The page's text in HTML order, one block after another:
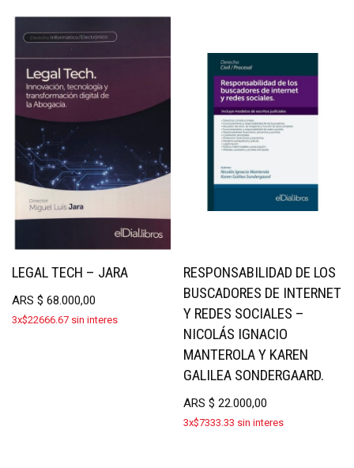
LEGAL TECH – JARA
ARS $ 68.000,00
3x$22666.67 sin interes
RESPONSABILIDAD DE LOS
BUSCADORES DE INTERNET
Y REDES SOCIALES –
NICOLÁS IGNACIO
MANTEROLA Y KAREN
GALILEA SONDERGAARD.
ARS$ 22.000,00
3x$7333.33 sin interes